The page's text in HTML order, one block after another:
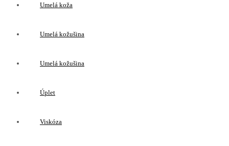
Umelá koža
Umelá kožušina
Umelá kožušina
Úplet
Viskóza